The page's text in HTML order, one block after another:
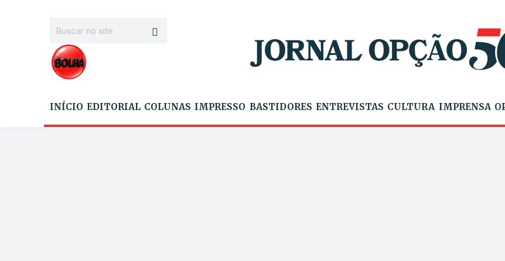
INÍCIO EDITORIAL COLUNAS IMPRESSO BASTIDORES ENTREVISTAS CULTURA IMPRENSA